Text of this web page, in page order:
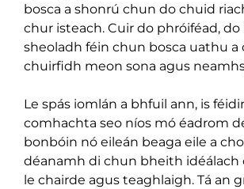
bosca a shonrú chun do chuid
chur isteach. Cuir do phróiféad,
sheoladh féin chun bosca uathu a
chuirfidh meon sona agus
Le spás iomlán a bhfuil ann, is
comhachta seo níos mó éadrom
bonbóin nó eileán beaga eile a
déanamh di chun bheith idéálach
le chairde agus teaghlaigh. Tá an